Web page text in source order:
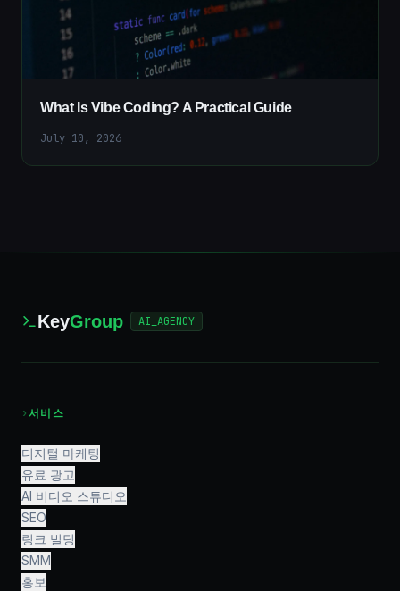
What Is Vibe Coding? A Practical Guide
July 10, 2026
KeyGroup AI_AGENCY
›서비스
디지털 마케팅
유료 광고
AI 비디오 스튜디오
SEO
링크 빌딩
SMM
홍보